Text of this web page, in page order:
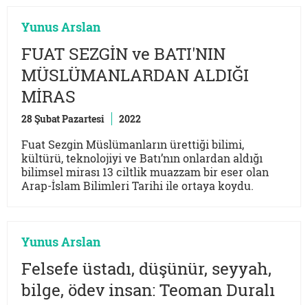
Yunus Arslan
FUAT SEZGİN ve BATI'NIN
MÜSLÜMANLARDAN ALDIĞI
MİRAS
28 Şubat Pazartesi 2022
Fuat Sezgin Müslümanların ürettiği bilimi,
kültürü, teknolojiyi ve Batı’nın onlardan aldığı
bilimsel mirası 13 ciltlik muazzam bir eser olan
Arap-İslam Bilimleri Tarihi ile ortaya koydu.
Yunus Arslan
Felsefe üstadı, düşünür, seyyah,
bilge, ödev insan: Teoman Duralı